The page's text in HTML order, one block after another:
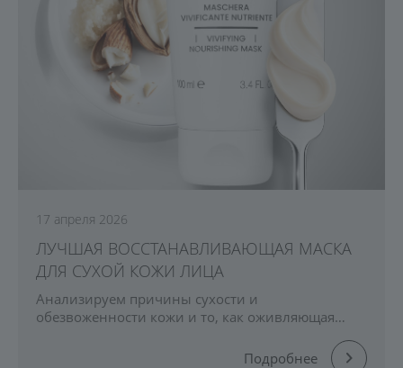
17 апреля 2026
ЛУЧШАЯ ВОССТАНАВЛИВАЮЩАЯ МАСКА
ДЛЯ СУХОЙ КОЖИ ЛИЦА
Анализируем причины сухости и
обезвоженности кожи и то, как оживляющая
помогает восстановить барьер и тонус кожи.
Подробнее